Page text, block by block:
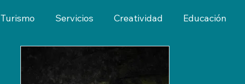
Turismo Servicios Creatividad Educación